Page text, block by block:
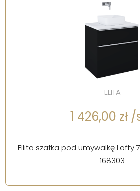
ELITA
1 426,00 zł /
Ellita szafka pod umywalkę Lofty
168303